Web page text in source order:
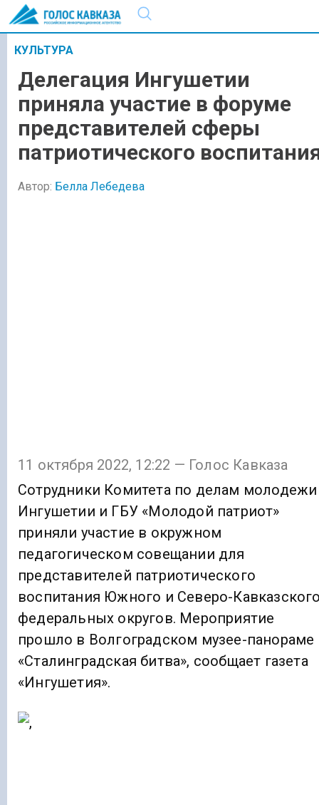
КУЛЬТУРА
Делегация Ингушетии
приняла участие в форуме
представителей сферы
патриотического
Автор: Белла Лебедева
11 октября 2022, 12:22 — Голос Кавказа
Сотрудники Комитета по делам молодежи
Ингушетии и ГБУ «Молодой патриот»
приняли участие в окружном
педагогическом совещании для
представителей патриотического
воспитания Южного и Северо-
федеральных округов. Мероприятие
прошло в Волгоградском музее-панораме
«Сталинградская битва», сообщает газета
«Ингушетия».